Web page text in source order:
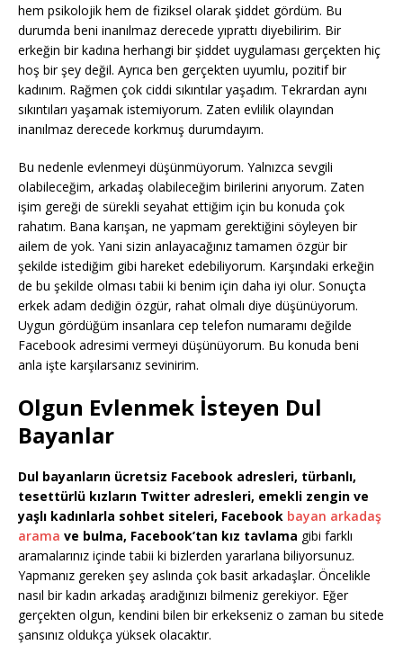
hem psikolojik hem de fiziksel olarak şiddet gördüm. Bu
durumda beni inanılmaz derecede yıprattı diyebilirim. Bir
erkeğin bir kadına herhangi bir şiddet uygulaması gerçekten hiç
hoş bir şey değil. Ayrıca ben gerçekten uyumlu, pozitif bir
kadınım. Rağmen çok ciddi sıkıntılar yaşadım. Tekrardan aynı
sıkıntıları yaşamak istemiyorum. Zaten evlilik olayından
inanılmaz derecede korkmuş durumdayım.
Bu nedenle evlenmeyi düşünmüyorum. Yalnızca sevgili
olabileceğim, arkadaş olabileceğim birilerini arıyorum. Zaten
işim gereği de sürekli seyahat ettiğim için bu konuda çok
rahatım. Bana karışan, ne yapmam gerektiğini söyleyen bir
ailem de yok. Yani sizin anlayacağınız tamamen özgür bir
şekilde istediğim gibi hareket edebiliyorum. Karşındaki erkeğin
de bu şekilde olması tabii ki benim için daha iyi olur. Sonuçta
erkek adam dediğin özgür, rahat olmalı diye düşünüyorum.
Uygun gördüğüm insanlara cep telefon numaramı değilde
Facebook adresimi vermeyi düşünüyorum. Bu konuda beni
anla işte karşılarsanız sevinirim.
Olgun Evlenmek İsteyen Dul
Bayanlar
Dul bayanların ücretsiz Facebook adresleri, türbanlı,
tesettürlü kızların Twitter adresleri, emekli zengin ve
yaşlı kadınlarla sohbet siteleri, Facebook bayan arkadaş
arama ve bulma, Facebook’tan kız tavlama gibi farklı
aramalarınız içinde tabii ki bizlerden yararlana biliyorsunuz.
Yapmanız gereken şey aslında çok basit arkadaşlar. Öncelikle
nasıl bir kadın arkadaş aradığınızı bilmeniz gerekiyor. Eğer
gerçekten olgun, kendini bilen bir erkekseniz o zaman bu sitede
şansınız oldukça yüksek olacaktır.